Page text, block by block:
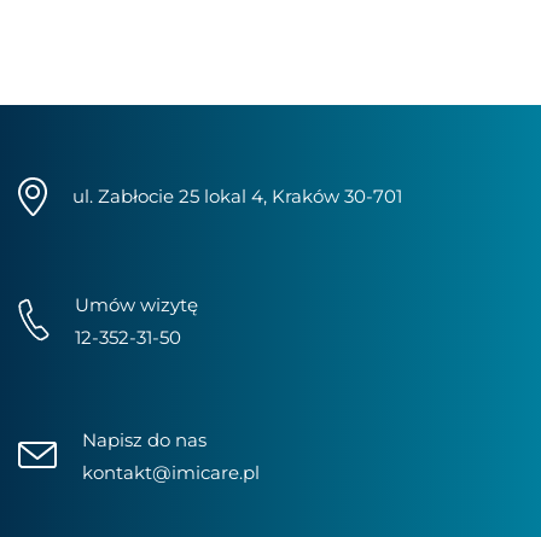
ul. Zabłocie 25 lokal 4, Kraków 30-701
Umów wizytę
12-352-31-50
Napisz do nas
kontakt@imicare.pl